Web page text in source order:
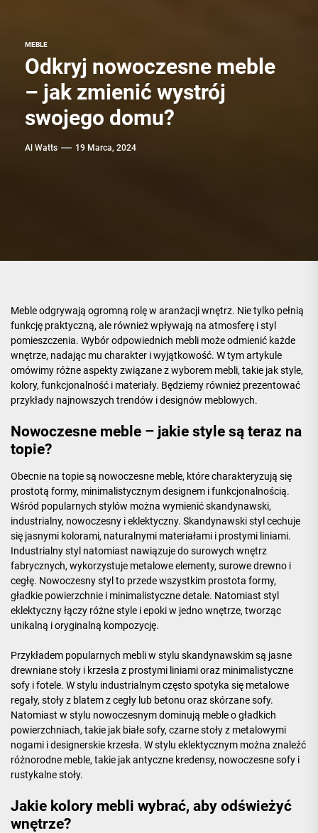
MEBLE
Odkryj nowoczesne meble
– jak zmienić wystrój
swojego domu?
Al Watts 19 Marca, 2024
Meble odgrywają ogromną rolę w aranżacji wnętrz. Nie tylko pełnią
funkcję praktyczną, ale również wpływają na atmosferę i styl
pomieszczenia. Wybór odpowiednich mebli może odmienić każde
wnętrze, nadając mu charakter i wyjątkowość. W tym artykule
omówimy różne aspekty związane z wyborem mebli, takie jak style,
kolory, funkcjonalność i materiały. Będziemy również prezentować
przykłady najnowszych trendów i designów meblowych.
Nowoczesne meble – jakie style są teraz na
topie?
Obecnie na topie są nowoczesne meble, które charakteryzują się
prostotą formy, minimalistycznym designem i funkcjonalnością.
Wśród popularnych stylów można wymienić skandynawski,
industrialny, nowoczesny i eklektyczny. Skandynawski styl cechuje
się jasnymi kolorami, naturalnymi materiałami i prostymi liniami.
Industrialny styl natomiast nawiązuje do surowych wnętrz
fabrycznych, wykorzystuje metalowe elementy, surowe drewno i
cegłę. Nowoczesny styl to przede wszystkim prostota formy,
gładkie powierzchnie i minimalistyczne detale. Natomiast styl
eklektyczny łączy różne style i epoki w jedno wnętrze, tworząc
unikalną i oryginalną kompozycję.
Przykładem popularnych mebli w stylu skandynawskim są jasne
drewniane stoły i krzesła z prostymi liniami oraz minimalistyczne
sofy i fotele. W stylu industrialnym często spotyka się metalowe
regały, stoły z blatem z cegły lub betonu oraz skórzane sofy.
Natomiast w stylu nowoczesnym dominują meble o gładkich
powierzchniach, takie jak białe sofy, czarne stoły z metalowymi
nogami i designerskie krzesła. W stylu eklektycznym można znaleźć
różnorodne meble, takie jak antyczne kredensy, nowoczesne sofy i
rustykalne stoły.
Jakie kolory mebli wybrać, aby odświeżyć
wnętrze?